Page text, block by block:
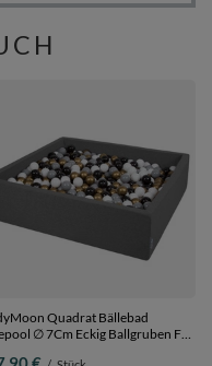
Quadrat Bällebad
∅ 7Cm Eckig Ballgruben Für